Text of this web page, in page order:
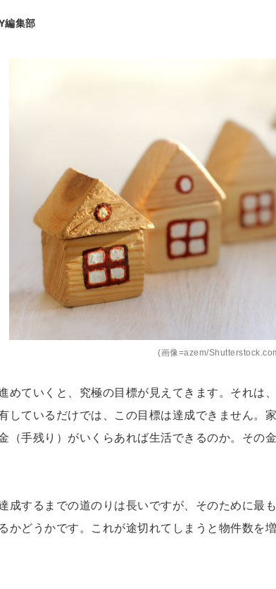
編集部
(画像=azem/
めていくと、究極の目標が見えてきます。それは
しているだけでは、この目標は達成できません。
（手残り）がいくらあれば生活できるのか。その
成するまでの道のりは長いですが、そのために最
かどうかです。これが途切れてしまうと物件数を